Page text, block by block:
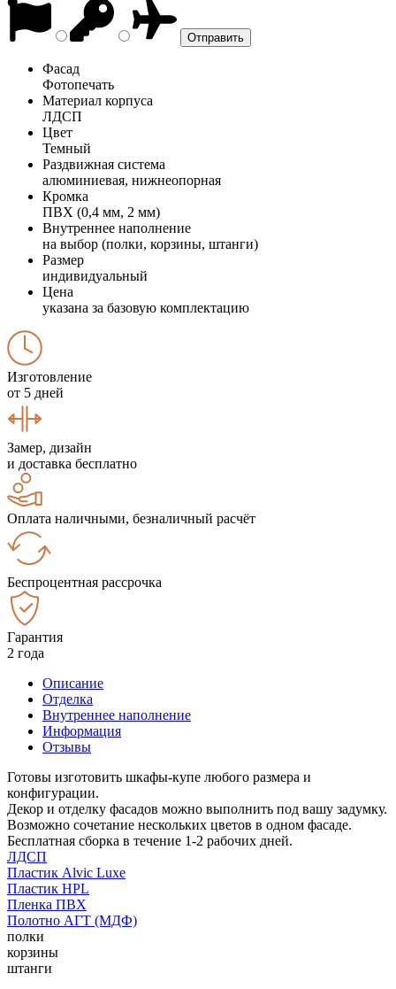
Фасад
Фотопечать
Материал корпуса
ЛДСП
Цвет
Темный
Раздвижная система
алюминиевая, нижнеопорная
Кромка
ПВХ (0,4 мм, 2 мм)
Внутреннее наполнение
на выбор (полки, корзины, штанги)
Размер
индивидуальный
Цена
указана за базовую комплектацию
Изготовление
от 5 дней
Замер, дизайн
и доставка бесплатно
Оплата наличными, безналичный расчёт
Беспроцентная рассрочка
Гарантия
2 года
Описание
Отделка
Внутреннее наполнение
Информация
Отзывы
Готовы изготовить шкафы-купе любого размера и
конфигурации.
Декор и отделку фасадов можно выполнить под вашу задумку.
Возможно сочетание нескольких цветов в одном фасаде.
Бесплатная сборка в течение 1-2 рабочих дней.
ЛДСП
Пластик Alvic Luxe
Пластик HPL
Пленка ПВХ
Полотно АГТ (МДФ)
полки
корзины
штанги